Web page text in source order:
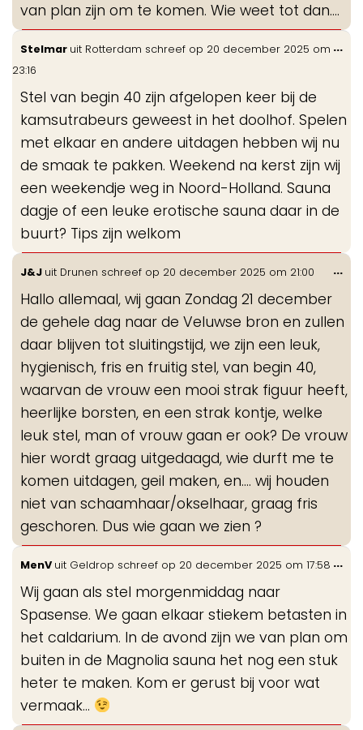
van plan zijn om te komen. Wie weet tot dan….
Stelmar uit Rotterdam schreef op 20 december 2025 om
23:16
Stel van begin 40 zijn afgelopen keer bij de
kamsutrabeurs geweest in het doolhof. Spelen
met elkaar en andere uitdagen hebben wij nu
de smaak te pakken. Weekend na kerst zijn wij
een weekendje weg in Noord-Holland. Sauna
dagje of een leuke erotische sauna daar in de
buurt? Tips zijn welkom
...
J&J uit Drunen schreef op 20 december 2025 om 21:00
Hallo allemaal, wij gaan Zondag 21 december
de gehele dag naar de Veluwse bron en zullen
daar blijven tot sluitingstijd, we zijn een leuk,
hygienisch, fris en fruitig stel, van begin 40,
waarvan de vrouw een mooi strak figuur heeft,
heerlijke borsten, en een strak kontje, welke
leuk stel, man of vrouw gaan er ook? De vrouw
hier wordt graag uitgedaagd, wie durft me te
komen uitdagen, geil maken, en.... wij houden
niet van schaamhaar/okselhaar, graag fris
geschoren. Dus wie gaan we zien ?
...
MenV uit Geldrop schreef op 20 december 2025 om 17:58
Wij gaan als stel morgenmiddag naar
Spasense. We gaan elkaar stiekem betasten in
het caldarium. In de avond zijn we van plan om
buiten in de Magnolia sauna het nog een stuk
heter te maken. Kom er gerust bij voor wat
vermaak...
...